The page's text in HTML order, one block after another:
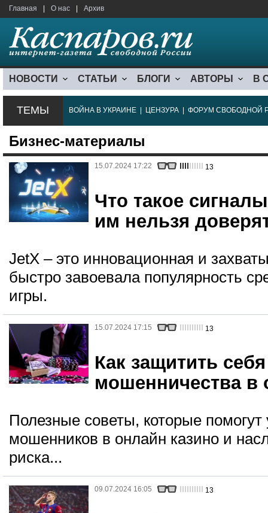
Главная О нас Архив
НОВОСТИ СТАТЬИ БЛОГИ АВТОРЫ В
ТЕМЫ ВОЙНА В УКРАИНЕ ЦЕНЗУРА ФОРУМ СВОБОДНОЙ
Бизнес-материалы
15.07.2024 17:22 13
Что такое
им нельзя
JetX – это инновационная и
быстро завоевала популярность
игры.
15.07.2024 17:15 13
Как защитить
мошенничества в
Полезные советы, которые помогут
мошенников в онлайн казино и
риска...
09.07.2024 16:05 13